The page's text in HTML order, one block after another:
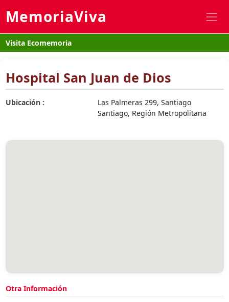
MemoriaViva
Visita Ecomemoria
Hospital San Juan de Dios
Ubicación :
Las Palmeras 299, Santiago
Santiago, Región Metropolitana
Otra Información